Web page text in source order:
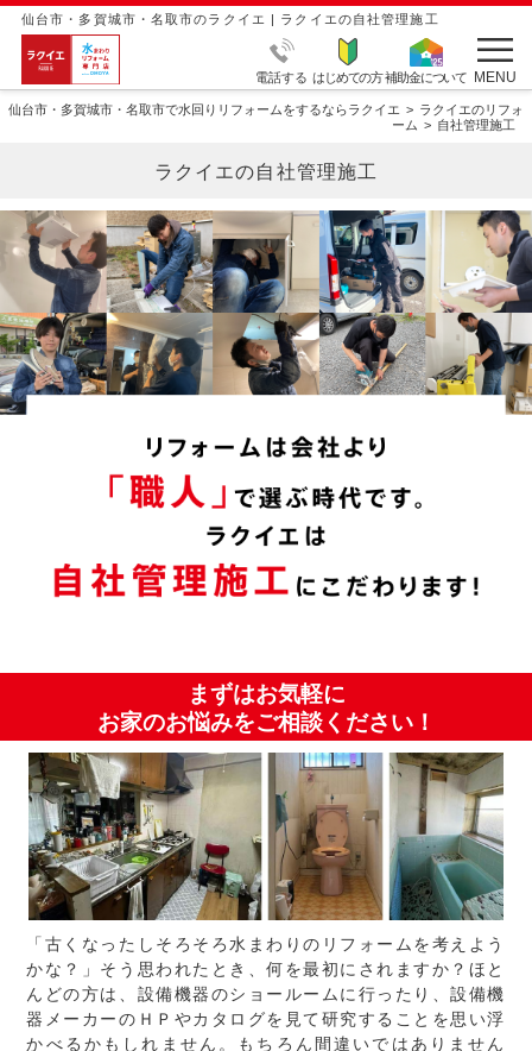
仙台市・多賀城市・名取市のラクイエ | ラクイエの自社管理施工
電話する はじめての方補助金について MENU
仙台市・多賀城市・名取市で水回りリフォームをするならラクイエ
ラクイエのリフォ
ーム
自社管理施工
ラクイエの自社管理施工
まずはお気軽に
お家のお悩みをご相談ください！
「古くなったしそろそろ水まわりのリフォームを考えよう
かな？」そう思われたとき、何を最初にされますか？ほと
んどの方は、設備機器のショールームに行ったり、設備機
器メーカーのＨＰやカタログを見て研究することを思い浮
かべるかもしれません。もちろん間違いではありません